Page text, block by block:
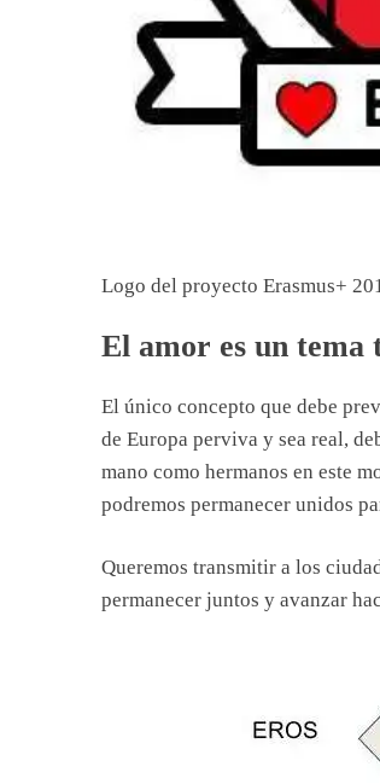
Logo del proyecto Erasmus+
El amor es un tema
El único concepto que debe
de Europa perviva y sea real,
mano como hermanos en este
podremos permanecer unidos
Queremos transmitir a los
permanecer juntos y avanzar